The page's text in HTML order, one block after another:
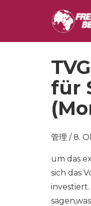
für
管理 / 8.
um das
sich das